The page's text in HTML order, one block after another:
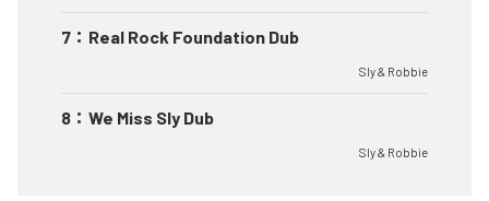
7 ： Real Rock Foundation Dub
Sly & Robbie
8 ： We Miss Sly Dub
Sly & Robbie